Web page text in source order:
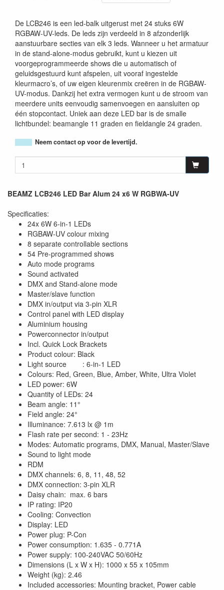
De LCB246 is een led-balk uitgerust met 24 stuks 6W
RGBAW-UV-leds. De leds zijn verdeeld in 8 afzonderlijk
aanstuurbare secties van elk 3 leds. Wanneer u het armatuur
in de stand-alone-modus gebruikt, kunt u kiezen uit
voorgeprogrammeerde shows die u automatisch of
geluidsgestuurd kunt afspelen, uit vooraf ingestelde
kleurmacro’s, of uw eigen kleurenmix creëren in de RGBAW-
UV-modus. Dankzij het extra vermogen kunt u de stroom van
meerdere units eenvoudig samenvoegen en aansluiten op
één stopcontact. Uniek aan deze LED bar is de smalle
lichtbundel: beamangle 11 graden en fieldangle 24 graden.
Neem contact op voor de levertijd.
BEAMZ LCB246 LED Bar Alum 24 x6 W RGBWA-UV
Specificaties:
24x 6W 6-in-1 LEDs
RGBAW-UV colour mixing
8 separate controllable sections
54 Pre-programmed shows
Auto mode programs
Sound activated
DMX and Stand-alone mode
Master/slave function
DMX in/output via 3-pin XLR
Control panel with LED display
Aluminium housing
Powerconnector in/output
Incl. Quick Lock Brackets
Product colour: Black
Light source : 6-in-1 LED
Colours: Red, Green, Blue, Amber, White, Ultra Violet
LED power: 6W
Quantity of LEDs: 24
Beam angle: 11°
Field angle: 24°
Illuminance: 7.613 lx @ 1m
Flash rate per second: 1 - 23Hz
Modes: Automatic programs, DMX, Manual, Master/Slave
Sound to light mode
RDM
DMX channels: 6, 8, 11, 48, 52
DMX connection: 3-pin XLR
Daisy chain: max. 6 bars
IP rating: IP20
Cooling: Convection
Display: LED
Power plug: P-Con
Power consumption: 1.635 - 0.771A
Power supply: 100-240VAC 50/60Hz
Dimensions (L x W x H): 1000 x 55 x 105mm
Weight (kg): 2.46
Included accessories: Mounting bracket, Power cable